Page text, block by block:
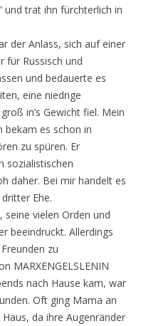
und trat ihn fürchterlich in
der Anlass, sich auf einer
für Russisch und
und bedauerte es
eine niedrige
in’s Gewicht fiel. Mein
bekam es schon in
zu spüren. Er
sozialistischen
daher. Bei mir handelt es
Ehe.
seine vielen Orden und
beeindruckt. Allerdings
zu
MARXENGELSLENIN
nach Hause kam, war
Oft ging Mama an
da ihre Augenränder